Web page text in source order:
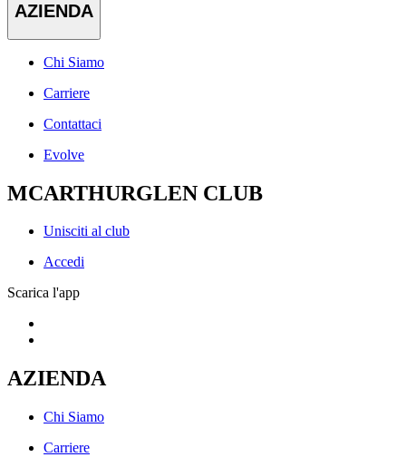
AZIENDA
Chi Siamo
Carriere
Contattaci
Evolve
MCARTHURGLEN CLUB
Unisciti al club
Accedi
Scarica l'app
AZIENDA
Chi Siamo
Carriere